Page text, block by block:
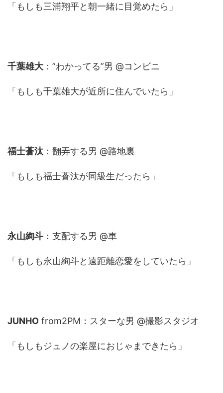
「もしも三浦翔平と朝一緒に目覚めたら」
千葉雄大 ：”わかってる”男 @コンビニ
「もしも千葉雄大が近所に住んでいたら」
福士蒼汰 ：翻弄する男 @路地裏
「もしも福士蒼汰が同級生だったら」
永山絢斗 ：支配する男 @車
「もしも永山絢斗と遠距離恋愛をしていたら」
JUNHO from2PM：スターな男 @撮影スタジオ
「もしもジュノの楽屋におじゃまできたら」